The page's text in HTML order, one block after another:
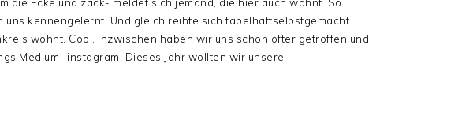
uns kennengelernt. Und gleich reihte sich fabelhaftselbstgemacht
wohnt. Cool. Inzwischen haben wir uns schon öfter getroffen und
Medium- instagram. Dieses Jahr wollten wir unsere